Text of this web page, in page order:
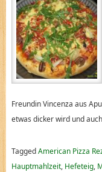
Freundin Vincenza aus
etwas dicker wird und
TaggedAmerican Pizza
Hauptmahlzeit, Hefeteig,